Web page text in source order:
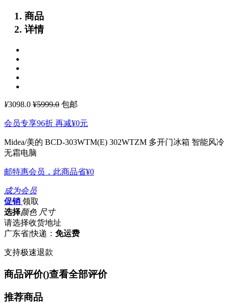
商品
详情
¥3098.0 ¥5999.0 包邮
会员专享96折 再减¥0元
Midea/美的 BCD-303WTM(E) 302WTZM 多开门冰箱 智能风冷
无霜电脑
邮特惠会员，此商品省¥0
成为会员
促销 领取
选择颜色 尺寸
请选择收货地址
广东省|快递： 免运费
支持极速退款
商品评价()查看全部评价
推荐商品